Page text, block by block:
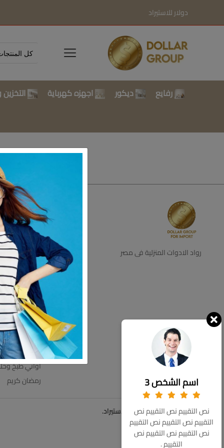
دولار للاستيراد
رفايع ديكور اجهزه كهرباية
رواد الادوات المنزلية فى مصر
تسوق
رفايع
ديكور
اجهزه كهرباية
التخزين
اطباق
اطقم زجاج
ترامس
عروض
مستلزمات
مفروشات
اواني طبخ
رمضان كريم
© حقوق الملكية 2026 دولار للاستيراد.
اسم الشخص 3
نص التقييم نص التقييم نص
التقييم نص التقييم نص التقييم
نص التقييم نص التقييم نص
التقييم .